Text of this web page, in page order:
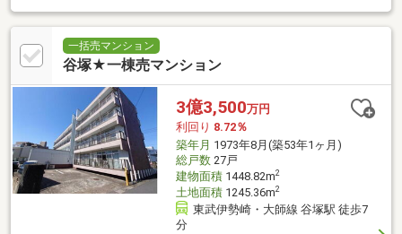
一括売マンション
谷塚★一棟売マンション
3億3,500万円
利回り 8.72％
築年月 1973年8月(築53年1ヶ月)
総戸数27戸
建物面積1448.82m2
土地面積1245.36m2
東武伊勢崎・大師線 谷塚駅 徒歩7
分